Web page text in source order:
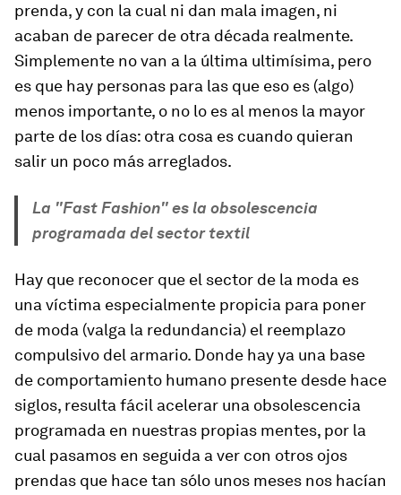
prenda, y con la cual ni dan mala imagen, ni
acaban de parecer de otra década realmente.
Simplemente no van a la última ultimísima, pero
es que hay personas para las que eso es (algo)
menos importante, o no lo es al menos la mayor
parte de los días: otra cosa es cuando quieran
salir un poco más arreglados.
La "Fast Fashion" es la obsolescencia
programada del sector textil
Hay que reconocer que el sector de la moda es
una víctima especialmente propicia para poner
de moda (valga la redundancia) el reemplazo
compulsivo del armario. Donde hay ya una base
de comportamiento humano presente desde hace
siglos, resulta fácil acelerar una obsolescencia
programada en nuestras propias mentes, por la
cual pasamos en seguida a ver con otros ojos
prendas que hace tan sólo unos meses nos hacían